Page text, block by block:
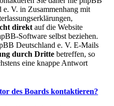
V. in Zusammenhang mit
direkt auf die Website
Software selbst beziehen.
Deutschland e. V. E-Mails
durch Dritte betreffen, so
eine knappe Antwort
des Boards kontaktieren?